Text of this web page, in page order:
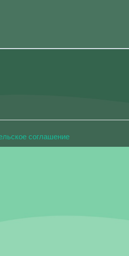
соглашение